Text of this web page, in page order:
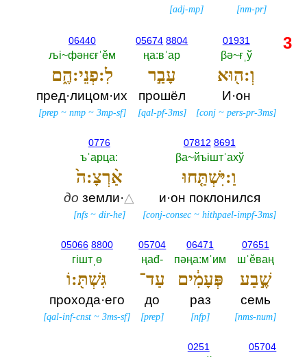
[nm-pr]
[adj-mp]
01931
βә~ғˌў
וְ:ה֖וּא
И·он
[conj ~pers-pr-3ms]
05674 8804
ңа:вˈар
עָבַ֣ר
прошёл
[qal-pf-3ms]
06440
љi~фәнєғˈěм
לִ:פְנֵי:הֶ֑ם
пред·лицом·их
[prep~ nmp~ 3mp-sf]
07812 8691
βа~йъiштˈахў
וַ:יִּשְׁתַּ֤חוּ
и·он поклонился
[conj-consec ~hithpael-impf-3ms]
0776
ъˈарца:‎
אַ֨רְצָ:ה֙
до земли·△
[nfs~ dir-he]
07651
шˈěваң
שֶׁ֣בַע
семь
[nms-num]
06471
пәңа:мˈим
פְּעָמִ֔ים
раз
[nfp]
05704
ңаđ-‎
עַד־
до
[prep]
05066 8800
гiштˌө
גִּשְׁתּ֖:וֹ
прохода·его
[qal-inf-cnst ~3ms-sf]
05704
0251
3